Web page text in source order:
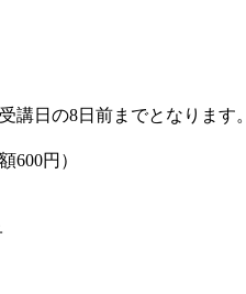
講日の8日前までとなります。
600円）